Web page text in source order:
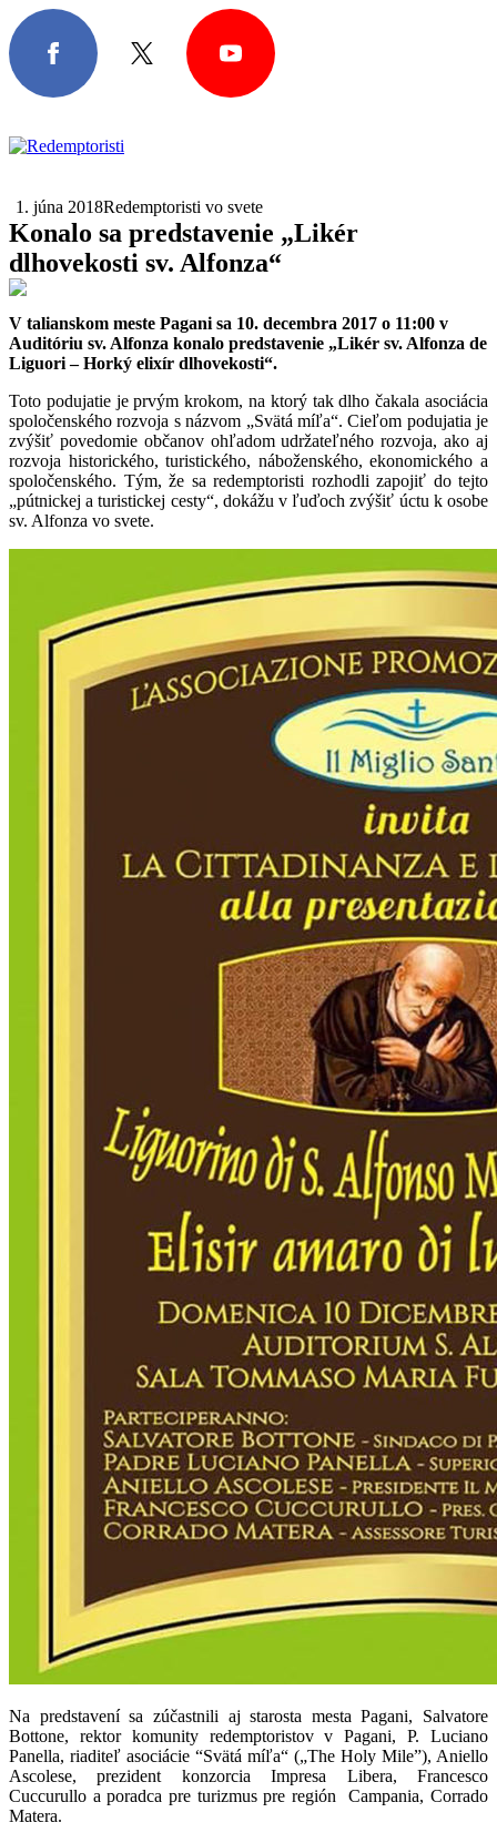
1. júna 2018Redemptoristi vo svete
Konalo sa predstavenie „Likér
dlhovekosti sv. Alfonza“
V talianskom meste Pagani sa 10. decembra 2017 o 11:00 v
Auditóriu sv. Alfonza konalo predstavenie „Likér sv. Alfonza de
Liguori – Horký elixír dlhovekosti“.
Toto podujatie je prvým krokom, na ktorý tak dlho čakala asociácia
spoločenského rozvoja s názvom „Svätá míľa“. Cieľom podujatia je
zvýšiť povedomie občanov ohľadom udržateľného rozvoja, ako aj
rozvoja historického, turistického, náboženského, ekonomického a
spoločenského. Tým, že sa redemptoristi rozhodli zapojiť do tejto
„pútnickej a turistickej cesty“, dokážu v ľuďoch zvýšiť úctu k osobe
sv. Alfonza vo svete.
Na predstavení sa zúčastnili aj starosta mesta Pagani, Salvatore
Bottone, rektor komunity redemptoristov v Pagani, P. Luciano
Panella, riaditeľ asociácie “Svätá míľa“ („The Holy Mile”), Aniello
Ascolese, prezident konzorcia Impresa Libera, Francesco
Cuccurullo a poradca pre turizmus pre región Campania, Corrado
Matera.